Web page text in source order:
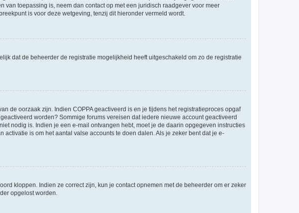
van toepassing is, neem dan contact op met een juridisch raadgever voor meer
is voor deze wetgeving, tenzij dit hieronder vermeld wordt.
dat de beheerder de registratie mogelijkheid heeft uitgeschakeld om zo de registratie
de oorzaak zijn. Indien COPPA geactiveerd is en je tijdens het registratieproces opgaf
worden? Sommige forums vereisen dat iedere nieuwe account geactiveerd
nodig is. Indien je een e-mail ontvangen hebt, moet je de daarin opgegeven instructies
is om het aantal valse accounts te doen dalen. Als je zeker bent dat je e-
kloppen. Indien ze correct zijn, kun je contact opnemen met de beheerder om er zeker
opgelost worden.